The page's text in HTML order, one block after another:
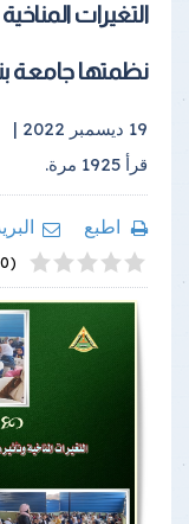
التغيرات
نظمتها جامعة
19 ديسمبر 2022 |
قرأ 1925 مرة.
اطبع
(0 تصويتات)